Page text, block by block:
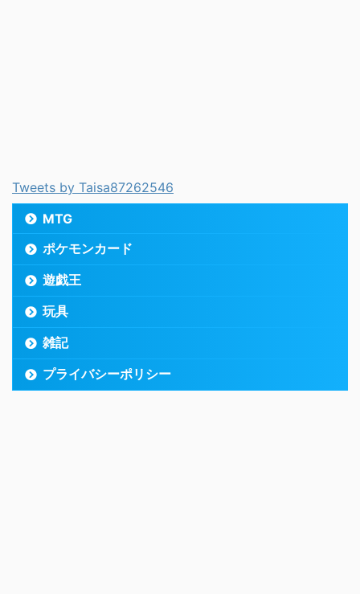
Tweets by Taisa87262546
MTG
ポケモンカード
遊戯王
玩具
雑記
プライバシーポリシー